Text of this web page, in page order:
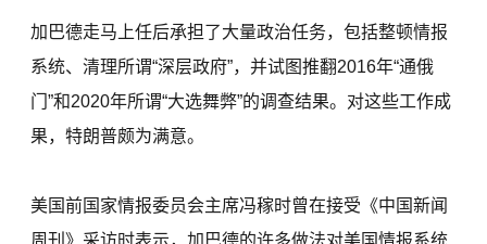
加巴德走马上任后承担了大量政治任务，包括整顿情报
系统、清理所谓“深层政府”，并试图推翻2016年“通俄
门”和2020年所谓“大选舞弊”的调查结果。对这些工作成
果，特朗普颇为满意。
美国前国家情报委员会主席冯稼时曾在接受《中国新闻
周刊》采访时表示，加巴德的许多做法对美国情报系统